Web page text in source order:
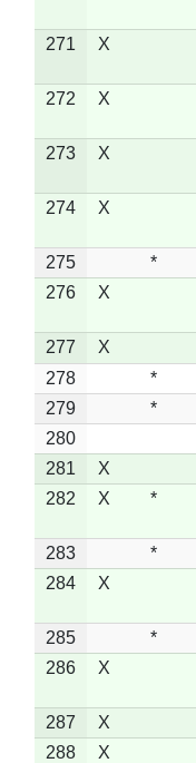
271 X
272 X
273 X
274 X
275 *
276
X
277 X
278
*
279
*
280
281
X
282
X *
283 *
284
X
285 *
286
X
287 X
288
X